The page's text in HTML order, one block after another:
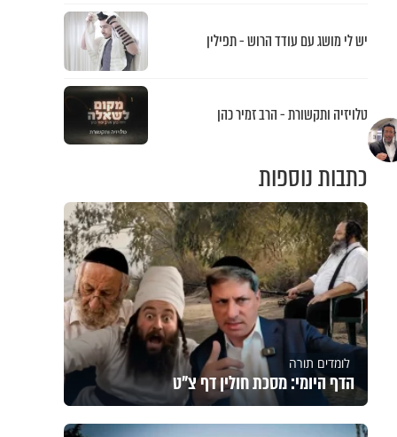
יש לי מושג עם עודד הרוש - תפילין
טלויזיה ותקשורת - הרב זמיר כהן
כתבות נוספות
לומדים תורה
הדף היומי: מסכת חולין דף צ"ט